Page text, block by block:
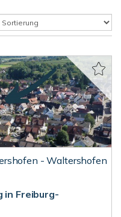
- Waltershofen
in Freiburg-